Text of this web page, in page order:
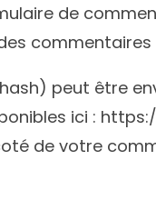
de
commentaires
peut être
ici :
de votre